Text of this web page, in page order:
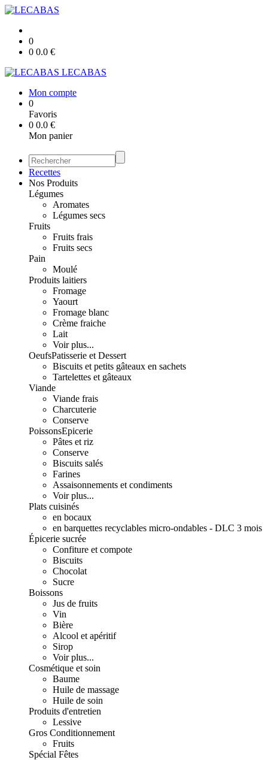
0
0 0.0 €
LECABAS
Mon compte
0
Favoris
0 0.0 €
Mon panier
Recettes
Nos Produits
Légumes
Aromates
Légumes secs
Fruits
Fruits frais
Fruits secs
Pain
Moulé
Produits laitiers
Fromage
Yaourt
Fromage blanc
Crème fraiche
Lait
Voir plus...
OeufsPatisserie et Dessert
Biscuits et petits gâteaux en sachets
Tartelettes et gâteaux
Viande
Viande frais
Charcuterie
Conserve
PoissonsEpicerie
Pâtes et riz
Conserve
Biscuits salés
Farines
Assaisonnements et condiments
Voir plus...
Plats cuisinés
en bocaux
en barquettes recyclables micro-ondables - DLC 3 mois
Épicerie sucrée
Confiture et compote
Biscuits
Chocolat
Sucre
Boissons
Jus de fruits
Vin
Bière
Alcool et apéritif
Sirop
Voir plus...
Cosmétique et soin
Baume
Huile de massage
Huile de soin
Produits d'entretien
Lessive
Gros Conditionnement
Fruits
Spécial Fêtes